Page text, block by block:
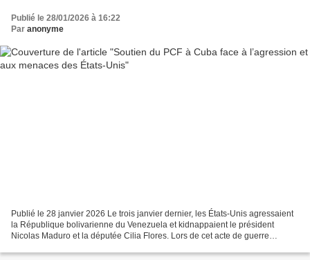
Publié le 28/01/2026 à 16:22
Par anonyme
Publié le 28 janvier 2026 Le trois janvier dernier, les États-Unis agressaient
la République bolivarienne du Venezuela et kidnappaient le président
Nicolas Maduro et la députée Cilia Flores. Lors de cet acte de guerre